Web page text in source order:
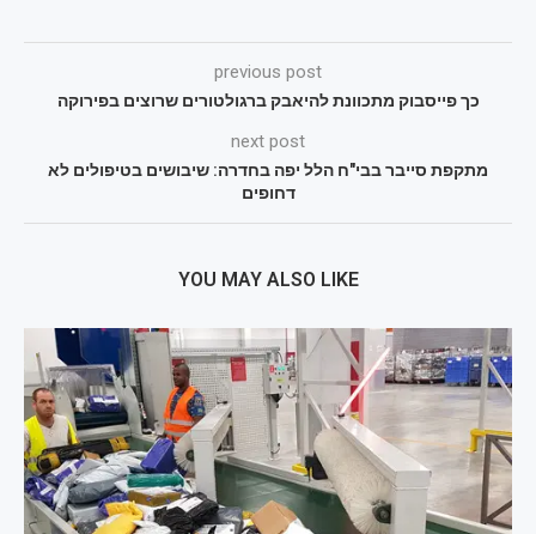
previous post
כך פייסבוק מתכוונת להיאבק ברגולטורים שרוצים בפירוקה
next post
מתקפת סייבר בבי"ח הלל יפה בחדרה: שיבושים בטיפולים לא
דחופים
YOU MAY ALSO LIKE